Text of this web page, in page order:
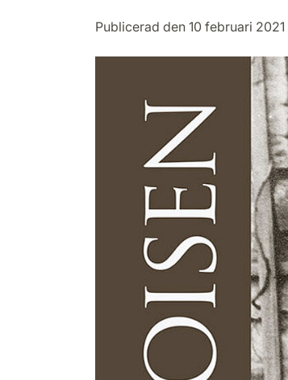
Publicerad den 10 februari 2021